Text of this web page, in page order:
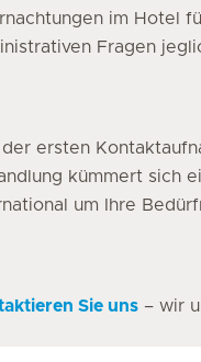
im Hotel
Fragen
ersten
kümmert sich
um Ihre
Sie uns – wir